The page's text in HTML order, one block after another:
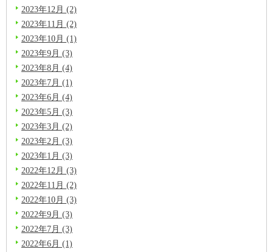
2023年12月 (2)
2023年11月 (2)
2023年10月 (1)
2023年9月 (3)
2023年8月 (4)
2023年7月 (1)
2023年6月 (4)
2023年5月 (3)
2023年3月 (2)
2023年2月 (3)
2023年1月 (3)
2022年12月 (3)
2022年11月 (2)
2022年10月 (3)
2022年9月 (3)
2022年7月 (3)
2022年6月 (1)